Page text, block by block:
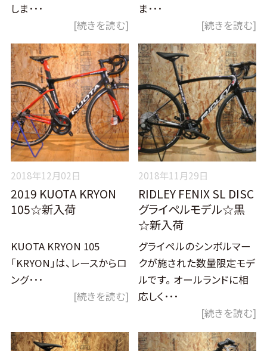
しま･･･
[続きを読む]
ま･･･
[続きを読む]
2018年12月02日
2019 KUOTA KRYON
105☆新入荷
KUOTA KRYON 105
「KRYON」は、レースからロ
ング･･･
[続きを読む]
2018年11月29日
RIDLEY FENIX SL DISC
グライペルモデル☆黒
☆新入荷
グライペルのシンボルマー
クが施された数量限定モデ
ルです。 オールランドに相
応しく･･･
[続きを読む]